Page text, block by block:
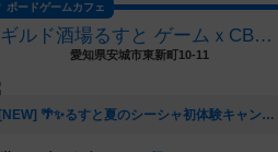
ボードゲームカフェ
ギルド酒場るすと ゲームｘCBDシーシャカフェバー
愛知県安城市東新町10-11
[NEW] 🌴✨るすと夏のシーシャ初体験キャンペーン✨🌴（2026年06月03日 02時03分）